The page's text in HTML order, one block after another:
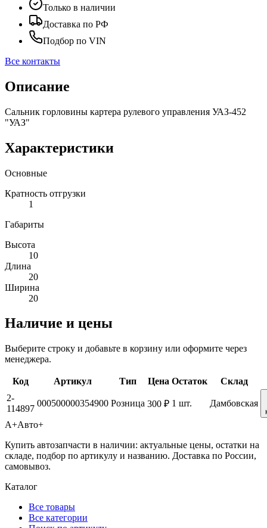
Только в наличии
Доставка по РФ
Подбор по VIN
Все контакты
Описание
Сальник горловины картера рулевого управления УАЗ-452
"УАЗ"
Характеристики
Основные
Кратность отгрузки
1
Габариты
Высота
10
Длина
20
Ширина
20
Наличие и цены
Выберите строку и добавьте в корзину или оформите через
менеджера.
Код Артикул Тип Цена Остаток
Склад
2-
114897
000500000354900 Розница 300 ₽ 1 шт. Дамбовская
А+Авто+
Купить автозапчасти в наличии: актуальные цены, остатки на
складе, подбор по артикулу и названию. Доставка по России,
самовывоз.
Каталог
Все товары
Все категории